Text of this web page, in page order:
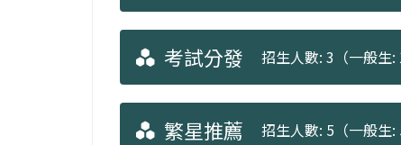
考試分發 招生人數: 3（一般生:
繁星推薦 招生人數: 5（一般生: